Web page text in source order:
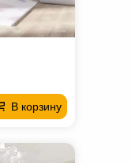
В корзину